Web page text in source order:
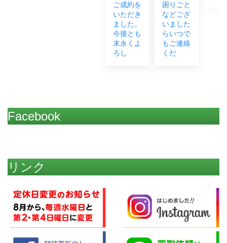
困りごと
などござ
いました
らいつで
もご連絡
Facebook
リンク